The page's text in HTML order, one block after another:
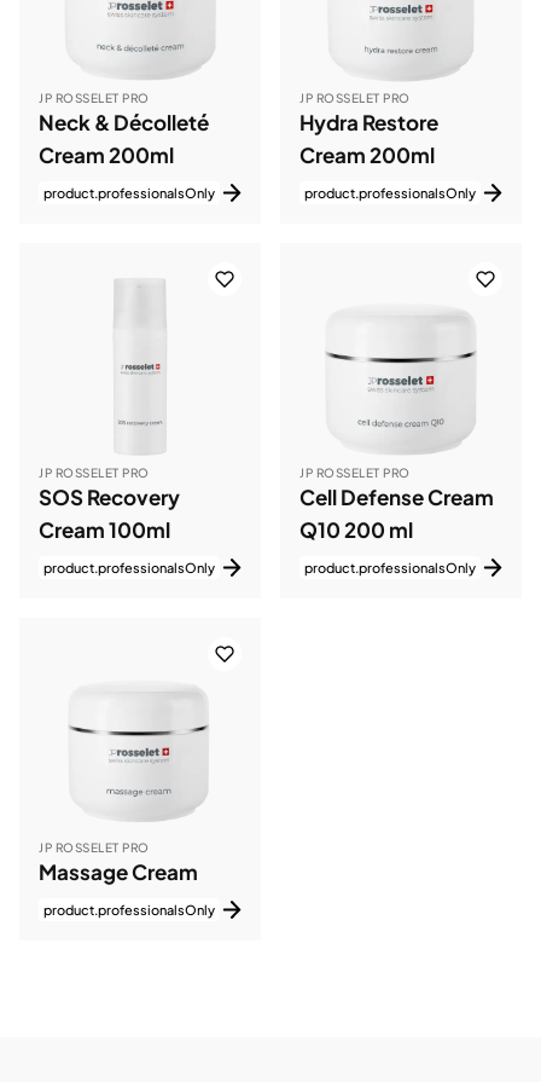
JP ROSSELET PRO
Neck & Décolleté
Cream 200ml
product.professionalsOnly
JP ROSSELET PRO
Hydra Restore
Cream 200ml
product.professionalsOnly
JP ROSSELET PRO
SOS Recovery
Cream 100ml
product.professionalsOnly
JP ROSSELET PRO
Cell Defense Cream
Q10 200 ml
product.professionalsOnly
JP ROSSELET PRO
Massage Cream
product.professionalsOnly